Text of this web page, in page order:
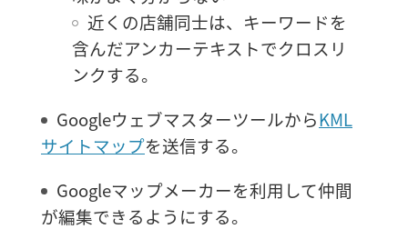
近くの店舗同士は、キーワードを
含んだアンカーテキストでクロスリ
ンクする。
GoogleウェブマスターツールからKML
サイトマップを送信する。
Googleマップメーカーを利用して仲間
が編集できるようにする。